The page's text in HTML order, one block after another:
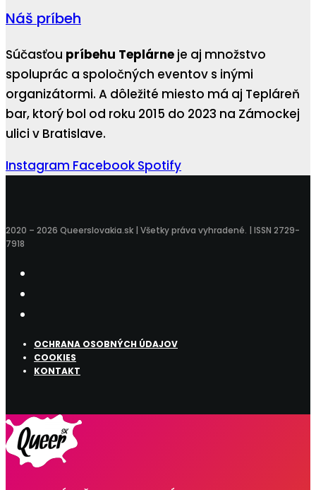
Náš príbeh
Súčasťou príbehu Teplárne je aj množstvo
spoluprác a spoločných eventov s inými
organizátormi. A dôležité miesto má aj Tepláreň
bar, ktorý bol od roku 2015 do 2023 na Zámockej
ulici v Bratislave.
Instagram Facebook Spotify
2020 – 2026 Queerslovakia.sk | Všetky práva vyhradené. | ISSN 2729-
7918
OCHRANA OSOBNÝCH ÚDAJOV
COOKIES
KONTAKT